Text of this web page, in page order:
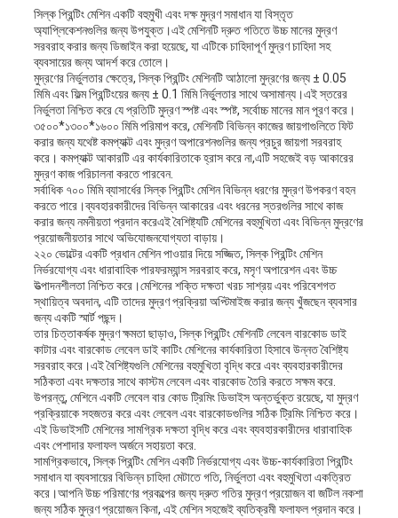
নীতিসিল্ক প্রিন্টিং মেশিন একটি বহুমুখী এবং দক্ষ মুদ্রণ সমাধান যা বিস্তৃত
অ্যাপ্লিকেশনগুলির জন্য উপযুক্ত।এই মেশিনটি দ্রুত গতিতে উচ্চ মানের মুদ্রণ
সরবরাহ করার জন্য ডিজাইন করা হয়েছে, যা এটিকে চাহিদাপূর্ণ মুদ্রণ চাহিদা সহ
ব্যবসায়ের জন্য আদর্শ করে তোলে।
মুদ্রণের নির্ভুলতার ক্ষেত্রে, সিল্ক প্রিন্টিং মেশিনটি আঠালো মুদ্রণের জন্য ± 0.05
মিমি এবং ফিল্ম প্রিন্টিংয়ের জন্য ± 0.1 মিমি নির্ভুলতার সাথে অসামান্য।এই স্তরের
নির্ভুলতা নিশ্চিত করে যে প্রতিটি মুদ্রণ স্পষ্ট এবং স্পষ্ট, সর্বোচ্চ মানের মান পূরণ করে।
৩৫০০*১৩০০*১৬০০ মিমি পরিমাপ করে, মেশিনটি বিভিন্ন কাজের জায়গাগুলিতে ফিট
করার জন্য যথেষ্ট কমপ্যাক্ট এবং মুদ্রণ অপারেশনগুলির জন্য প্রচুর জায়গা সরবরাহ
করে। কমপ্যাক্ট আকারটি এর কার্যকারিতাকে হ্রাস করে না,এটি সহজেই বড় আকারের
মুদ্রণ কাজ পরিচালনা করতে পারবেন.
সর্বাধিক ৭০০ মিমি ব্যাসার্ধের সিল্ক প্রিন্টিং মেশিন বিভিন্ন ধরণের মুদ্রণ উপকরণ বহন
করতে পারে।ব্যবহারকারীদের বিভিন্ন আকারের এবং ধরনের স্তরগুলির সাথে কাজ
করার জন্য নমনীয়তা প্রদান করেএই বৈশিষ্ট্যটি মেশিনের বহুমুখিতা এবং বিভিন্ন মুদ্রণের
প্রয়োজনীয়তার সাথে অভিযোজনযোগ্যতা বাড়ায়।
২২০ ভোল্টের একটি প্রধান মেশিন পাওয়ার দিয়ে সজ্জিত, সিল্ক প্রিন্টিং মেশিন
নির্ভরযোগ্য এবং ধারাবাহিক পারফরম্যান্স সরবরাহ করে, মসৃণ অপারেশন এবং উচ্চ
উত্পাদনশীলতা নিশ্চিত করে।মেশিনের শক্তি দক্ষতা খরচ সাশ্রয় এবং পরিবেশগত
স্থায়িত্ব অবদান, এটি তাদের মুদ্রণ প্রক্রিয়া অপ্টিমাইজ করার জন্য খুঁজছেন ব্যবসার
জন্য একটি স্মার্ট পছন্দ।
তার চিত্তাকর্ষক মুদ্রণ ক্ষমতা ছাড়াও, সিল্ক প্রিন্টিং মেশিনটি লেবেল বারকোড ডাই
কাটার এবং বারকোড লেবেল ডাই কাটিং মেশিনের কার্যকারিতা হিসাবে উন্নত বৈশিষ্ট্য
সরবরাহ করে।এই বৈশিষ্ট্যগুলি মেশিনের বহুমুখিতা বৃদ্ধি করে এবং ব্যবহারকারীদের
সঠিকতা এবং দক্ষতার সাথে কাস্টম লেবেল এবং বারকোড তৈরি করতে সক্ষম করে.
উপরন্তু, মেশিনে একটি লেবেল বার কোড ট্রিমিং ডিভাইস অন্তর্ভুক্ত রয়েছে, যা মুদ্রণ
প্রক্রিয়াকে সহজতর করে এবং লেবেল এবং বারকোডগুলির সঠিক ট্রিমিং নিশ্চিত করে।
এই ডিভাইসটি মেশিনের সামগ্রিক দক্ষতা বৃদ্ধি করে এবং ব্যবহারকারীদের ধারাবাহিক
এবং পেশাদার ফলাফল অর্জনে সহায়তা করে.
সামগ্রিকভাবে, সিল্ক প্রিন্টিং মেশিন একটি নির্ভরযোগ্য এবং উচ্চ-কার্যকারিতা প্রিন্টিং
সমাধান যা ব্যবসায়ের বিভিন্ন চাহিদা মেটাতে গতি, নির্ভুলতা এবং বহুমুখিতা একত্রিত
করে।আপনি উচ্চ পরিমাণের প্রকল্পের জন্য দ্রুত গতির মুদ্রণ প্রয়োজন বা জটিল নকশা
জন্য সঠিক মুদ্রণ প্রয়োজন কিনা, এই মেশিন সহজেই ব্যতিক্রমী ফলাফল প্রদান করে।